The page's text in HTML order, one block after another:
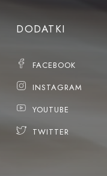
DODATKI
FACEBOOK
INSTAGRAM
YOUTUBE
TWITTER